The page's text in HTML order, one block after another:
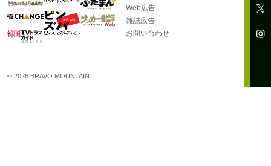
Web広告
雑誌広告
お問い合わせ
© 2026 BRAVO MOUNTAIN